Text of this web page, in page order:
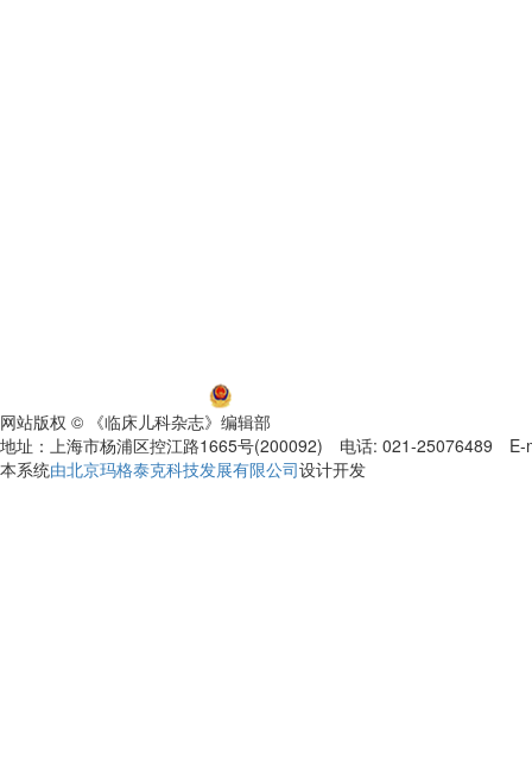
网站版权 © 《临床儿科杂志》编辑部
地址：上海市杨浦区控江路1665号(200092) 电话: 021-25076489 E-
本系统由北京玛格泰克科技发展有限公司设计开发